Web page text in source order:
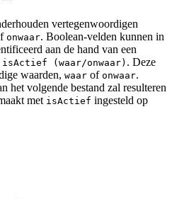
vertegenwoordigen
onwaar. Boolean-velden kunnen in
aan de hand van een
isActief (waar/onwaar) . Deze
waarden, waar of onwaar.
het volgende bestand zal resulteren
met isActief ingesteld op